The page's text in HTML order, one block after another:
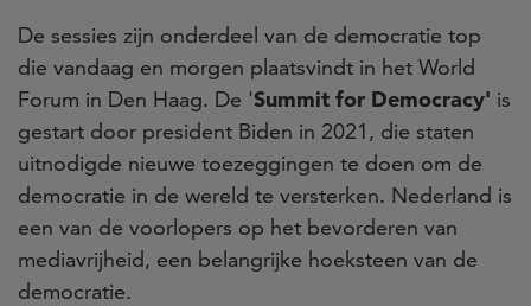
De sessies zijn onderdeel van de democratie top
die vandaag en morgen plaatsvindt in het World
Forum in Den Haag. De 'Summit for Democracy' is
gestart door president Biden in 2021, die staten
uitnodigde nieuwe toezeggingen te doen om de
democratie in de wereld te versterken. Nederland is
een van de voorlopers op het bevorderen van
mediavrijheid, een belangrijke hoeksteen van de
democratie.